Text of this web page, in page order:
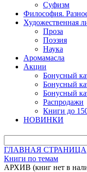
Суфизм
Философия.
Художественная
Проза
Поэзия
Наука
Аромамасла
Акции
Бонусный
Бонусный
Бонусный
Распродажи
Книги до
НОВИНКИ
ГЛАВНАЯ СТРАНИЦА
Книги по темам
АРХИВ (книг нет в